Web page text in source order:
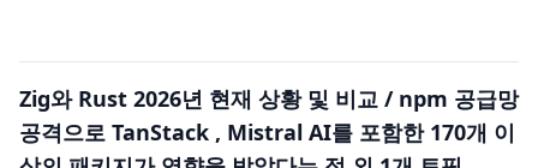
Zig와 Rust 2026년 현재 상황 및 비교 / npm 공급망
공격으로 TanStack , Mistral AI를 포함한 170개 이